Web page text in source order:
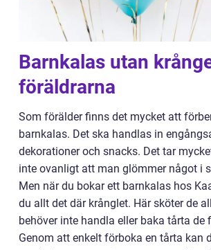
Barnkalas utan
föräldrarna
Som förälder finns det mycket att
barnkalas. Det ska handlas in
dekorationer och snacks. Det tar
inte ovanligt att man glömmer något i
Men när du bokar ett barnkalas hos
du allt det där krånglet. Här sköter de
behöver inte handla eller baka tårta de
Genom att enkelt förboka en tårta kan